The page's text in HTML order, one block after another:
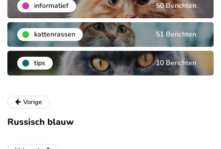
informatief 50 Berichten
kattenrassen 51 Berichten
tips 10 Berichten
Vorige
Russisch blauw